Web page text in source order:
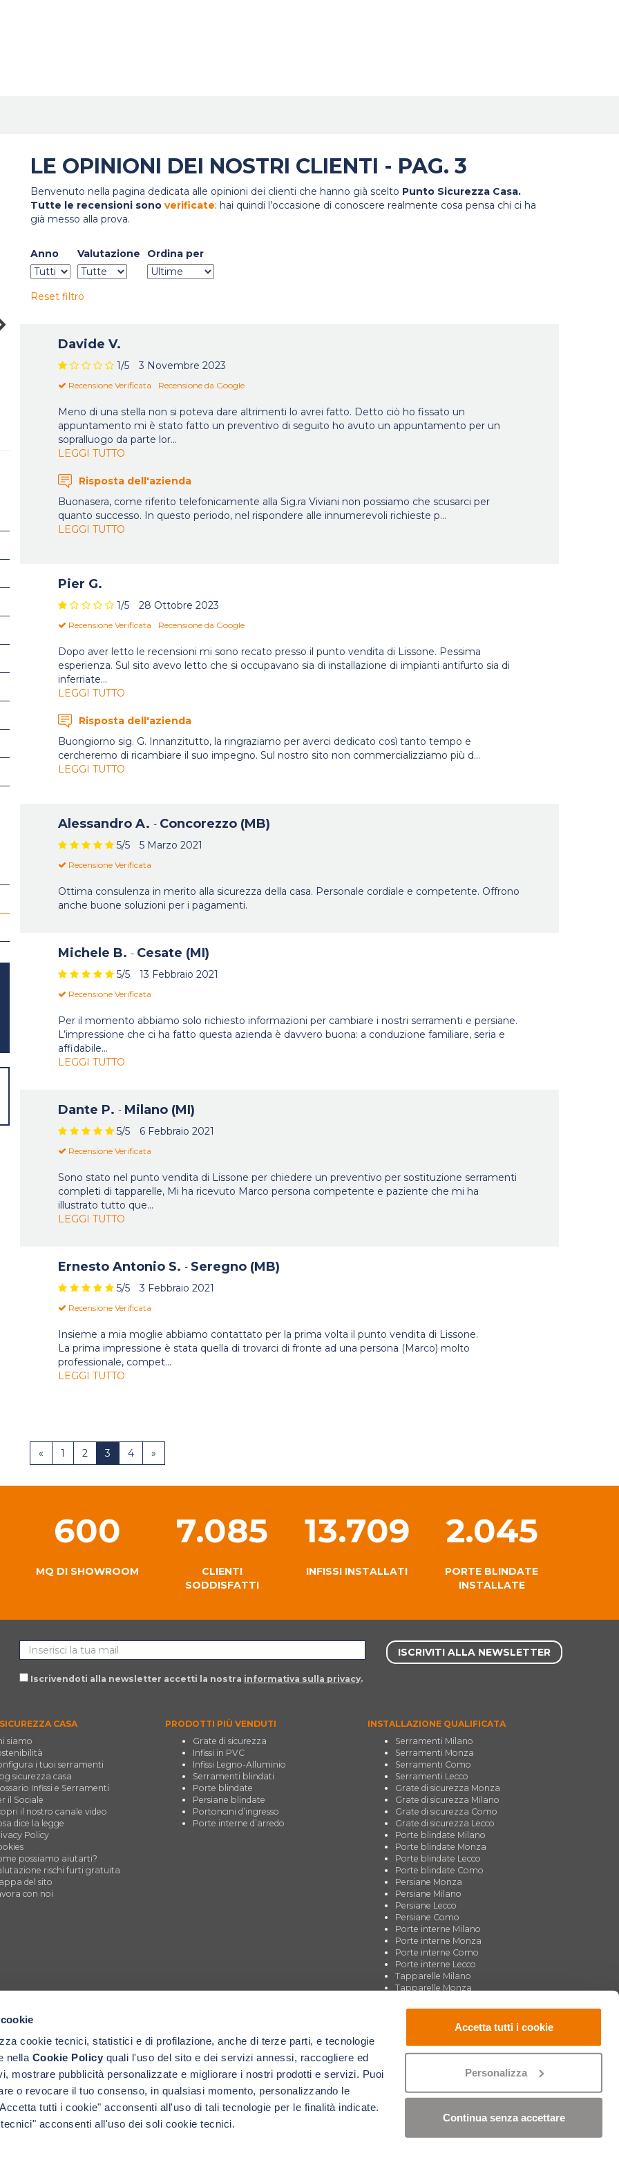
cookie tecnici, statistici e di profilazione, anche di terze parti, e tecnologie
nella Cookie Policy quali l'uso del sito e dei servizi annessi, raccogliere ed
mostrare pubblicità personalizzate e migliorare i nostri prodotti e servizi. Puoi
o revocare il tuo consenso, in qualsiasi momento, personalizzando le
tutti i cookie" acconsenti all'uso di tali tecnologie per le finalità indicate.
acconsenti all'uso dei soli cookie tecnici.
Accetta tutti i cookie
Personalizza
Continua senza accettare
LE OPINIONI DEI NOSTRI CLIENTI - PAG. 3
Benvenuto nella pagina dedicata alle opinioni dei clienti che hanno già scelto Punto Sicurezza Casa.
Tutte le recensioni sono verificate: hai quindi l’occasione di conoscere realmente cosa pensa chi ci ha
già messo alla prova.
Anno Valutazione Ordina per
Reset filtro
Davide V.
1/5 3 Novembre 2023
Recensione Verificata Recensione da Google
Meno di una stella non si poteva dare altrimenti lo avrei fatto. Detto ciò ho fissato un
appuntamento mi è stato fatto un preventivo di seguito ho avuto un appuntamento per un
sopralluogo da parte lor...
LEGGI TUTTO
Risposta dell'azienda
Buonasera, come riferito telefonicamente alla Sig.ra Viviani non possiamo che scusarci per
quanto successo. In questo periodo, nel rispondere alle innumerevoli richieste p...
LEGGI TUTTO
Pier G.
1/5 28 Ottobre 2023
Recensione Verificata Recensione da Google
Dopo aver letto le recensioni mi sono recato presso il punto vendita di Lissone. Pessima
esperienza. Sul sito avevo letto che si occupavano sia di installazione di impianti antifurto sia di
inferriate...
LEGGI TUTTO
Risposta dell'azienda
Buongiorno sig. G. Innanzitutto, la ringraziamo per averci dedicato così tanto tempo e
cercheremo di ricambiare il suo impegno. Sul nostro sito non commercializziamo più d...
LEGGI TUTTO
Alessandro A. - Concorezzo (MB)
5/5 5 Marzo 2021
Recensione Verificata
Ottima consulenza in merito alla sicurezza della casa. Personale cordiale e competente. Offrono
anche buone soluzioni per i pagamenti.
Michele B. - Cesate (MI)
5/5 13 Febbraio 2021
Recensione Verificata
Per il momento abbiamo solo richiesto informazioni per cambiare i nostri serramenti e persiane.
L’impressione che ci ha fatto questa azienda è davvero buona: a conduzione familiare, seria e
affidabile...
LEGGI TUTTO
Dante P. - Milano (MI)
5/5 6 Febbraio 2021
Recensione Verificata
Sono stato nel punto vendita di Lissone per chiedere un preventivo per sostituzione serramenti
completi di tapparelle, Mi ha ricevuto Marco persona competente e paziente che mi ha
illustrato tutto que...
LEGGI TUTTO
Ernesto Antonio S. - Seregno (MB)
5/5 3 Febbraio 2021
Recensione Verificata
Insieme a mia moglie abbiamo contattato per la prima volta il punto vendita di Lissone.
La prima impressione è stata quella di trovarci di fronte ad una persona (Marco) molto
professionale, compet...
LEGGI TUTTO
« 1 2 3 4 »
rispettose della casa
"La serietà e la puntualità dei
600
MQ DI SHOWROOM
7.085
CLIENTI
SODDISFATTI
13.709
INFISSI INSTALLATI
2.045
PORTE BLINDATE
INSTALLATE
Iscrivendoti alla newsletter accetti la nostra informativa sulla privacy.
CASA
siamo
i tuoi serramenti
sicurezza casa
Infissi e Serramenti
il Sociale
il nostro canale video
dice la legge
Policy
possiamo aiutarti?
rischi furti gratuita
del sito
con noi
PRODOTTI PIÙ VENDUTI
Grate di sicurezza
Infissi in PVC
Infissi Legno-Alluminio
Serramenti blindati
Porte blindate
Persiane blindate
Portoncini d’ingresso
Porte interne d’arredo
INSTALLAZIONE QUALIFICATA
Serramenti Milano
Serramenti Monza
Serramenti Como
Serramenti Lecco
Grate di sicurezza Monza
Grate di sicurezza Milano
Grate di sicurezza Como
Grate di sicurezza Lecco
Porte blindate Milano
Porte blindate Monza
Porte blindate Lecco
Porte blindate Como
Persiane Monza
Persiane Milano
Persiane Lecco
Persiane Como
Porte interne Milano
Porte interne Monza
Porte interne Como
Porte interne Lecco
Tapparelle Milano
Tapparelle Monza
Tapparelle Lecco
Zanzariere Milano
Zanzariere Monza
Zanzariere Como
Zanzariere Lecco
presenti in questo Sito sono
T.C. Informatica